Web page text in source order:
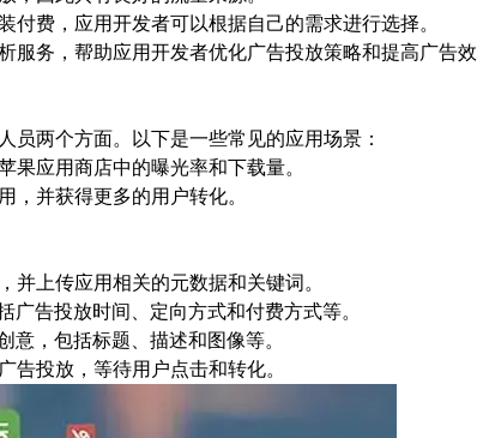
费，应用开发者可以根据自己的需求进行选择。
务，帮助应用开发者优化广告投放策略和提高广告效
员两个方面。以下是一些常见的应用场景：
应用商店中的曝光率和下载量。
并获得更多的用户转化。
上传应用相关的元数据和关键词。
告投放时间、定向方式和付费方式等。
，包括标题、描述和图像等。
告投放，等待用户点击和转化。